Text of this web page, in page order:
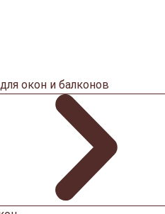
окон и балконов